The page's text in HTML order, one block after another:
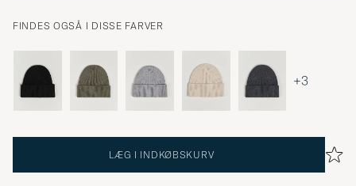
FINDES OGSÅ I DISSE FARVER
+3
LÆG I INDKØBSKURV